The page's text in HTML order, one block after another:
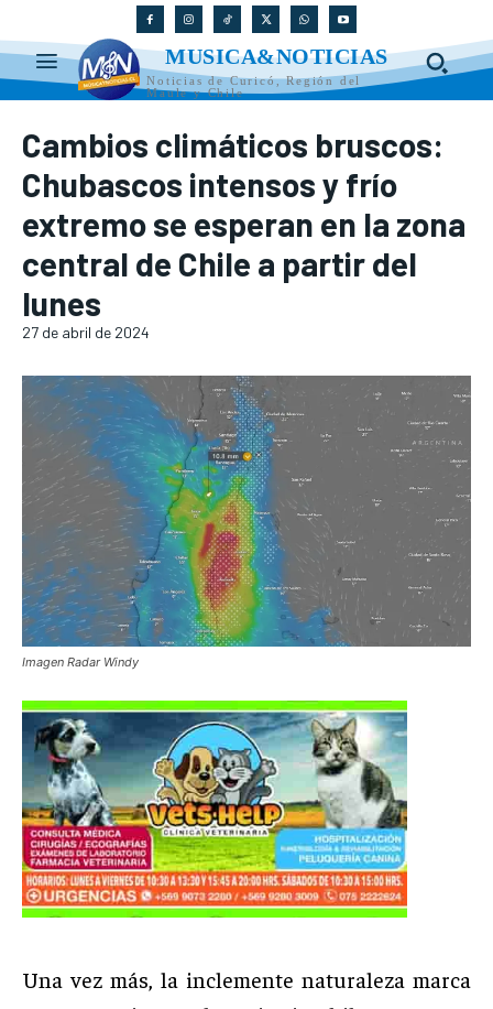
MUSICA&NOTICIAS
Noticias de Curicó, Región del
Maule y Chile
Cambios climáticos bruscos:
Chubascos intensos y frío
extremo se esperan en la zona
central de Chile a partir del
lunes
27 de abril de 2024
Imagen Radar Windy
Una vez más, la inclemente naturaleza marca